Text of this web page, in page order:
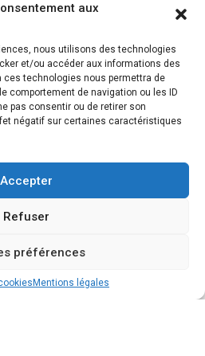
aux
nous utilisons des technologies
et/ou accéder aux informations des
ces technologies nous permettra de
comportement de navigation ou les ID
pas consentir ou de retirer son
négatif sur certaines caractéristiques
Accepter
Refuser
préférences
Mentions légales
modification,
tout ou partie des éléments
écrite préalable de
du site ou d’un
contient sera considérée
contrefaçon et poursuivie
des articles L.335-2 et
Intellectuelle.
27 et 34 de la loi dite
» n° 78-17 du 6 janvier 1978,
de modification ou de
qui vous concernent. Si vous